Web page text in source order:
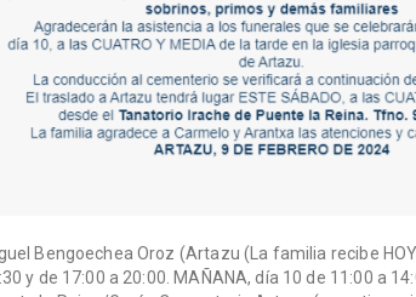
Bengoechea Oroz (Artazu (La familia recibe
y de 17:00 a 20:00. MAÑANA, día 10 de 11:00 a